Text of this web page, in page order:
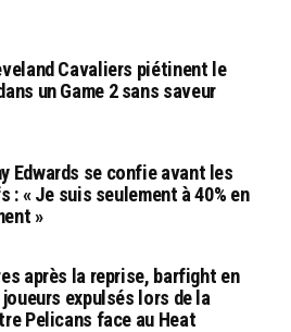
Cavaliers piétinent le
un Game 2 sans saveur
Edwards se confie avant les
: « Je suis seulement à 40% en
»
après la reprise, barfight en
joueurs expulsés lors de la
Pelicans face au Heat